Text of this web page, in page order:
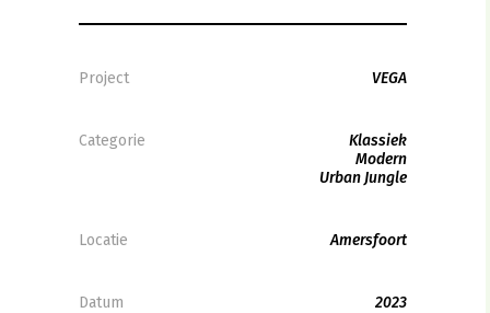
Project VEGA
Categorie
Klassiek
Modern
Urban Jungle
Locatie Amersfoort
Datum 2023